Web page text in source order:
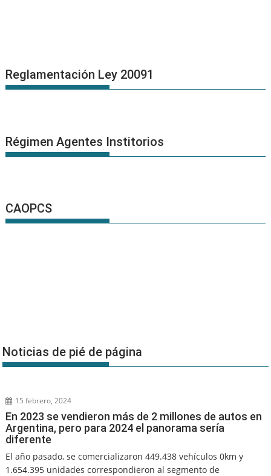
Reglamentación Ley 20091
Régimen Agentes Institorios
CAOPCS
Noticias de pié de página
15 febrero, 2024
En 2023 se vendieron más de 2 millones de autos en
Argentina, pero para 2024 el panorama sería
diferente
El año pasado, se comercializaron 449.438 vehículos 0km y
1.654.395 unidades correspondieron al segmento de